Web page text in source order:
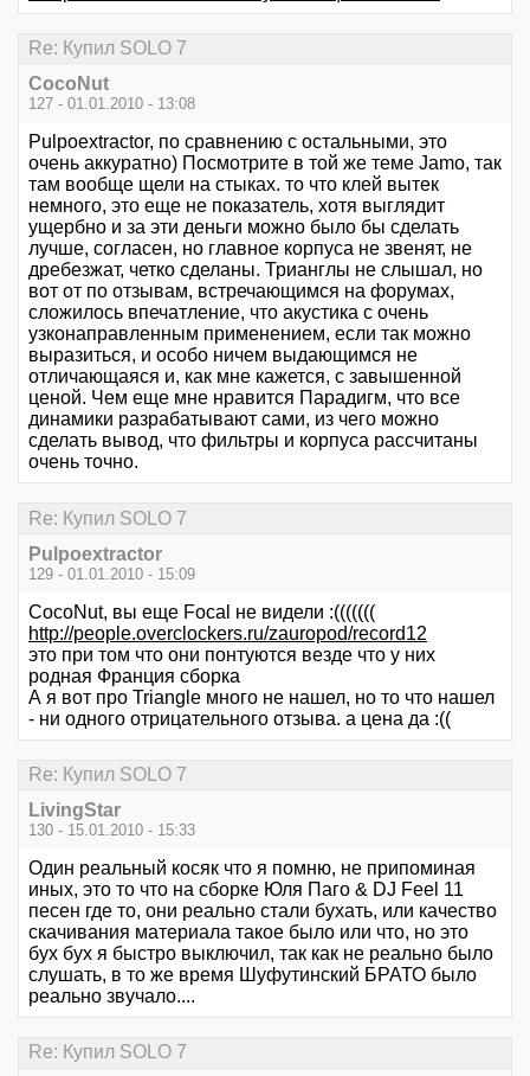
Re: Купил SOLO 7
CocoNut
127 - 01.01.2010 - 13:08
Pulpoextractor, по сравнению с остальными, это
очень аккуратно) Посмотрите в той же теме Jamo, так
там вообще щели на стыках. то что клей вытек
немного, это еще не показатель, хотя выглядит
ущербно и за эти деньги можно было бы сделать
лучше, согласен, но главное корпуса не звенят, не
дребезжат, четко сделаны. Трианглы не слышал, но
вот от по отзывам, встречающимся на форумах,
сложилось впечатление, что акустика с очень
узконаправленным применением, если так можно
выразиться, и особо ничем выдающимся не
отличающаяся и, как мне кажется, с завышенной
ценой. Чем еще мне нравится Парадигм, что все
динамики разрабатывают сами, из чего можно
сделать вывод, что фильтры и корпуса рассчитаны
очень точно.
Re: Купил SOLO 7
Pulpoextractor
129 - 01.01.2010 - 15:09
CocoNut, вы еще Focal не видели :(((((((
http://people.overclockers.ru/zauropod/record12
это при том что они понтуются везде что у них
родная Франция сборка
А я вот про Triangle много не нашел, но то что нашел
- ни одного отрицательного отзыва. а цена да :((
Re: Купил SOLO 7
LivingStar
130 - 15.01.2010 - 15:33
Один реальный косяк что я помню, не припоминая
иных, это то что на сборке Юля Паго & DJ Feel 11
песен где то, они реально стали бухать, или качество
скачивания материала такое было или что, но это
бух бух я быстро выключил, так как не реально было
слушать, в то же время Шуфутинский БРАТО было
реально звучало....
Re: Купил SOLO 7